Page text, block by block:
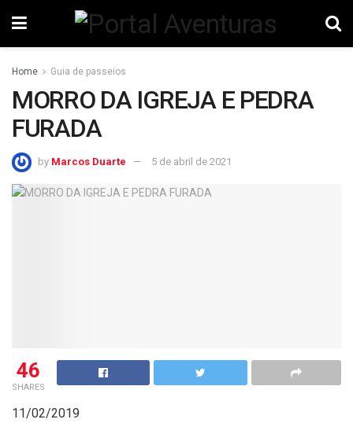
Home Guia de passeios
MORRO DA IGREJA E PEDRA
FURADA
by Marcos Duarte 5 de abril de 2021
46
SHARES
11/02/2019